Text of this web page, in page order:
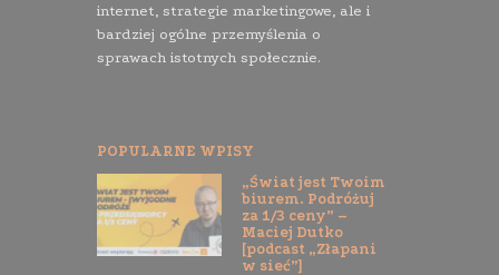
internet, strategie marketingowe, ale i
bardziej ogólne przemyślenia o
sprawach istotnych społecznie.
POPULARNE WPISY
„Świat jest Twoim
biurem. Podróżuj
za 1/3 ceny” –
Maciej Dutko
[podcast „Złapani
w sieć”]